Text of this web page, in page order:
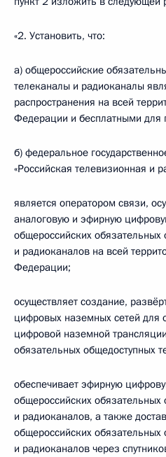
«2. Установить, что:
а) общероссийские
телеканалы и радиоканалы
распространения на всей
Федерации и бесплатными для
б) федеральное
«Российская телевизионная и
является оператором связи,
аналоговую и эфирную
общероссийских
и радиоканалов на всей
Федерации;
осуществляет создание,
цифровых наземных сетей для
цифровой наземной
обязательных общедоступных
обеспечивает эфирную
общероссийских
и радиоканалов, а также
общероссийских
и радиоканалов через